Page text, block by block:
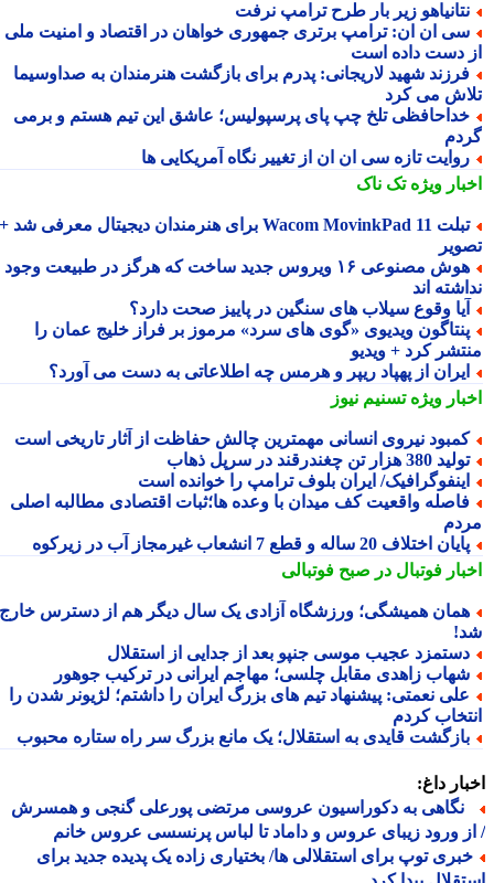
زیر بار طرح ترامپ نرفت
ان ان: ترامپ برتری جمهوری خواهان در اقتصاد و امنیت ملی را
دست داده است
شهید لاریجانی: پدرم برای بازگشت هنرمندان به صداوسیما
می کرد
تلخ چپ پای پرسپولیس؛ عاشق این تیم هستم و برمی
تازه سی ان ان از تغییر نگاه آمریکایی ها
ویژهتک ناک
تبلت Wacom MovinkPad 11 برای هنرمندان دیجیتال معرفی شد +
هوش مصنوعی ۱۶ ویروس جدید ساخت که هرگز در طبیعت وجود
اند
وقوع سیلاب های سنگین در پاییز صحت دارد؟
ویدیوی «گوی های سرد» مرموز بر فراز خلیج عمان را
کرد + ویدیو
از پهپاد ریپر و هرمس چه اطلاعاتی به دست می آورد؟
ویژهتسنیم نیوز
نیروی انسانی مهمترین چالش حفاظت از آثار تاریخی است
380 هزار تن چغندرقند در سرپل ذهاب
ایران بلوف ترامپ را خوانده است
واقعیت کف میدان با وعده ها؛ثبات اقتصادی مطالبه اصلی
اختلاف 20 ساله و قطع 7 انشعاب غیرمجاز آب در زیرکوه
فوتبال در صبح فوتبالی
همیشگی؛ ورزشگاه آزادی یک سال دیگر هم از دسترس خارج
عجیب موسی جنپو بعد از جدایی از استقلال
زاهدی مقابل چلسی؛ مهاجم ایرانی در ترکیب جوهور
نعمتی: پیشنهاد تیم های بزرگ ایران را داشتم؛ لژیونر شدن را
کردم
قایدی به استقلال؛ یک مانع بزرگ سر راه ستاره محبوب
داغ:
به دکوراسیون عروسی مرتضی پورعلی گنجی و همسرش
ورود زیبای عروس و داماد تا لباس پرنسسی عروس خانم
توپ برای استقلالی ها/ بختیاری زاده یک پدیده جدید برای